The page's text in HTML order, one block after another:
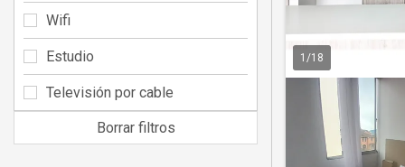
1 /18
Wifi
Estudio
Televisión por cable
Borrar filtros